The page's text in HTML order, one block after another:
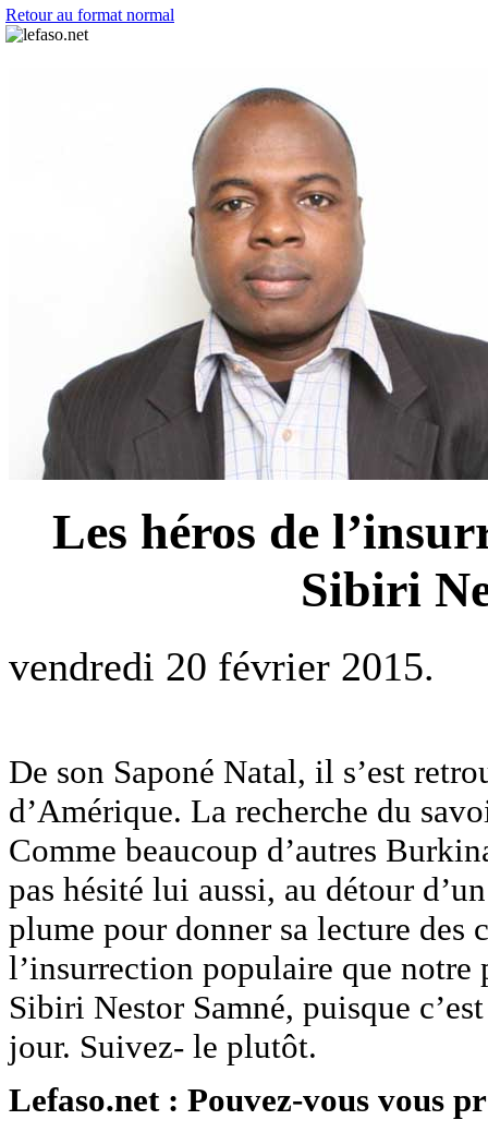
Retour au format normal
Les héros de
Sibiri
vendredi 20 février 2015.
De son Saponé Natal, il s’est
d’Amérique. La recherche du
Comme beaucoup d’autres
pas hésité lui aussi, au détour
plume pour donner sa lecture des
l’insurrection populaire que notre
Sibiri Nestor Samné, puisque
jour. Suivez- le plutôt.
Lefaso.net : Pouvez-vous vous